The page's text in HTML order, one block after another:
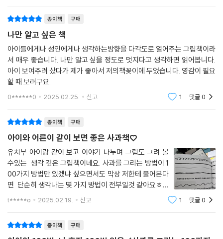
란다”고 말하고 있다. 단순한 따라 그리기 책이 아니라, 아이들이 스스로
탐구하고 발견하는 과정 자체를 즐길 수 있도록 설계된 것이다.
100가지의 의미, 채워가는 과정
책 제목에는 ‘100가지’라는 숫자가 들어가 있지만, 사실 이 책에는 100가
지의 방법으로 완전히 채워져 있지는 않다. 그리고 그럴 필요도 없다. ‘10
다. 이 책의 마지막 페이지는 열려 있다. 독자들은 책에 나오는 방법들을 따
라 하다가, 자신만의 방식으로 그림을 그리기 시작할 것이다. 결국 이 책을
완성하는 것은 독자들이다.
누구나 그림을 그릴 수 있다.
《사과를 그리는 100가지 방법》은 어린이만을 위한 책이 아니다. 그림을
시작하고 싶지만 선뜻 용기가 나지 않는 어른들에게도 훌륭한 입문서가 될
기답게’ 그리는 것이 중요하다는 사실을 깨닫게 된다. 책을 처음부터 끝까
종이책 구매
나만 알고 싶은 책
아이들에게나 성인에게나 생각하는방향을 다각도로 열어주는 그림책이라
서 매우 좋습니다. 나만 알고 싶을 정도로 멋지다고 생각하면 읽어봅니다.
아이 보여주려 샀다가 제가 좋아서 저의책꽂이에 두었습니다. 영감이 필요
할 때 보려구요.
0******0 2025.02.25. 신고 1 댓글0
종이책 구매
아이와 어른이 같이 보면 좋은 사과책♡
유치부 아이랑 같이 보고 이야기 나누며 그림도 그려 볼
수있는 생각 깊은 그림책이네요. 사과를 그리는 방법이 1
00가지 방법만 있겠냐 싶으면서도 막상 저한테 물어본다
면 단순히 생각나는 몇 가지 방법이 전부일것 같아요ㅎㅎ
세상에는 참 많은 사람이 있고 제 각각 특성을 지닌 아이
t*****o 2025.02.19. 신고 1 댓글0
종이책 구매